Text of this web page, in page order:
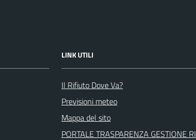
LINK UTILI
Il Rifiuto Dove Va?
Previsioni meteo
Mappa del sito
PORTALE TRASPARENZA GESTIONE RI